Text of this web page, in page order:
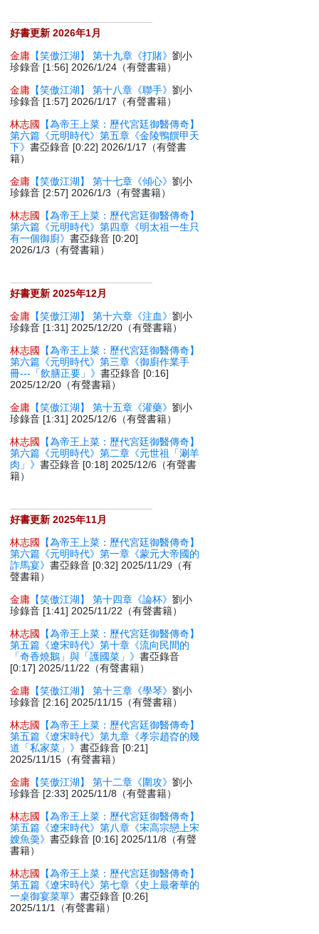
好書更新 2026年1月
金庸 【笑傲江湖】 第十九章《打賭》劉小
珍錄音 [1:56] 2026/1/24（有聲書籍）
金庸 【笑傲江湖】 第十八章《聯手》劉小
珍錄音 [1:57] 2026/1/17（有聲書籍）
林志國
【為帝王上菜：歷代宮廷御醫傳奇】
第六篇《元明時代》第五章《金陵鴨饌甲天
下》書亞錄音 [0:22] 2026/1/17（有聲書
籍）
金庸 【笑傲江湖】 第十七章《傾心》劉小
珍錄音 [2:57] 2026/1/3（有聲書籍）
林志國
【為帝王上菜：歷代宮廷御醫傳奇】
第六篇《元明時代》第四章《明太祖一生只
有一個御廚》書亞錄音 [0:20]
2026/1/3（有聲書籍）
好書更新 2025年12月
金庸 【笑傲江湖】 第十六章《注血》劉小
珍錄音 [1:31] 2025/12/20（有聲書籍）
林志國
【為帝王上菜：歷代宮廷御醫傳奇】
第六篇《元明時代》第三章《御廚作業手
冊---「飲膳正要」》書亞錄音 [0:16]
2025/12/20（有聲書籍）
金庸 【笑傲江湖】 第十五章《灌藥》劉小
珍錄音 [1:31] 2025/12/6（有聲書籍）
林志國
【為帝王上菜：歷代宮廷御醫傳奇】
第六篇《元明時代》第二章《元世祖「涮羊
肉」》書亞錄音 [0:18] 2025/12/6（有聲書
籍）
好書更新 2025年11月
林志國
【為帝王上菜：歷代宮廷御醫傳奇】
第六篇《元明時代》第一章《蒙元大帝國的
詐馬宴》書亞錄音 [0:32] 2025/11/29（有
聲書籍）
金庸 【笑傲江湖】 第十四章《論杯》劉小
珍錄音 [1:41] 2025/11/22（有聲書籍）
林志國
【為帝王上菜：歷代宮廷御醫傳奇】
第五篇《遼宋時代》第十章《流向民間的
「奇香燒鵝」與「護國菜」》書亞錄音
[0:17] 2025/11/22（有聲書籍）
金庸 【笑傲江湖】 第十三章《學琴》劉小
珍錄音 [2:16] 2025/11/15（有聲書籍）
林志國
【為帝王上菜：歷代宮廷御醫傳奇】
第五篇《遼宋時代》第九章《孝宗趙昚的幾
道「私家菜」》書亞錄音 [0:21]
2025/11/15（有聲書籍）
金庸 【笑傲江湖】 第十二章《圍攻》劉小
珍錄音 [2:33] 2025/11/8（有聲書籍）
林志國
【為帝王上菜：歷代宮廷御醫傳奇】
第五篇《遼宋時代》第八章《宋高宗戀上宋
嫂魚羮》書亞錄音 [0:16] 2025/11/8（有聲
書籍）
林志國
【為帝王上菜：歷代宮廷御醫傳奇】
第五篇《遼宋時代》第七章《史上最奢華的
一桌御宴菜單》書亞錄音 [0:26]
2025/11/1（有聲書籍）